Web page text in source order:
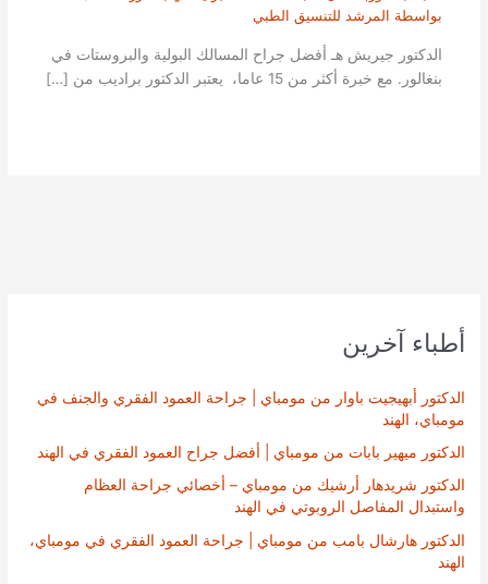
أطباء آخرين
الدكتور أبهيجيت باوار من مومباي | جراحة العمود الفقري والجنف في
مومباي، الهند
الدكتور ميهير بابات من مومباي | أفضل جراح العمود الفقري في الهند
الدكتور شريدهار أرشيك من مومباي – أخصائي جراحة العظام
واستبدال المفاصل الروبوتي في الهند
الدكتور هارشال بامب من مومباي | جراحة العمود الفقري في مومباي،
الهند
بواسطة المرشد للتنسيق الطبي
الدكتور جيريش هـ أفضل جراح المسالك البولية والبروستات في
بنغالور. مع خبرة أكثر من 15 عاما، يعتبر الدكتور براديب من […]